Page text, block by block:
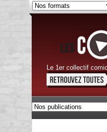
Le 1er collectif